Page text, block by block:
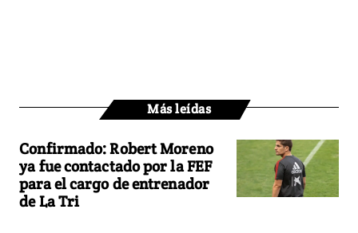
Más leídas
Confirmado: Robert Moreno
ya fue contactado por la FEF
para el cargo de entrenador
de La Tri